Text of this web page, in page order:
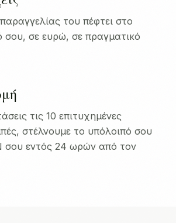
του πέφτει στο
σου, σε ευρώ, σε πραγματικό
τις 10 επιτυχημένες
στέλνουμε το υπόλοιπό σου
σου εντός 24 ωρών από τον